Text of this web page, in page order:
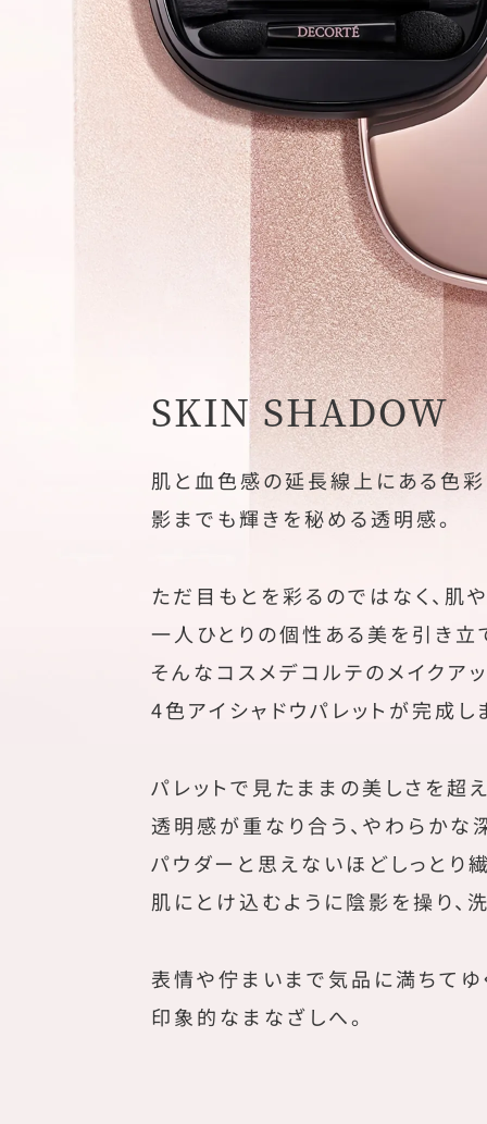
SKIN SHADOW
肌と血色感の延長線上にある色彩
影までも輝きを秘める透明感。
ただ目もとを彩るのではなく、肌
一人ひとりの個性ある美を引き立
そんなコスメデコルテのメイクア
4色アイシャドウパレットが完成し
パレットで見たままの美しさを超
透明感が重なり合う、やわらかな
パウダーと思えないほどしっとり
肌にとけ込むように陰影を操り、
表情や佇まいまで気品に満ちてゆ
印象的なまなざしへ。